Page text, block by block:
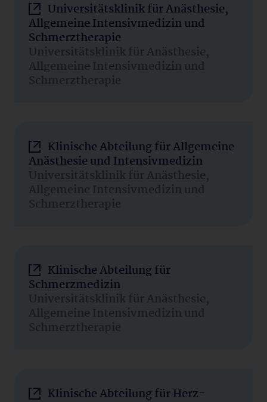
Universitätsklinik für Anästhesie,
Allgemeine Intensivmedizin und
Schmerztherapie
Universitätsklinik für Anästhesie,
Allgemeine Intensivmedizin und
Schmerztherapie
Klinische Abteilung für Allgemeine
Anästhesie und Intensivmedizin
Universitätsklinik für Anästhesie,
Allgemeine Intensivmedizin und
Schmerztherapie
Klinische Abteilung für
Schmerzmedizin
Universitätsklinik für Anästhesie,
Allgemeine Intensivmedizin und
Schmerztherapie
Klinische Abteilung für Herz-